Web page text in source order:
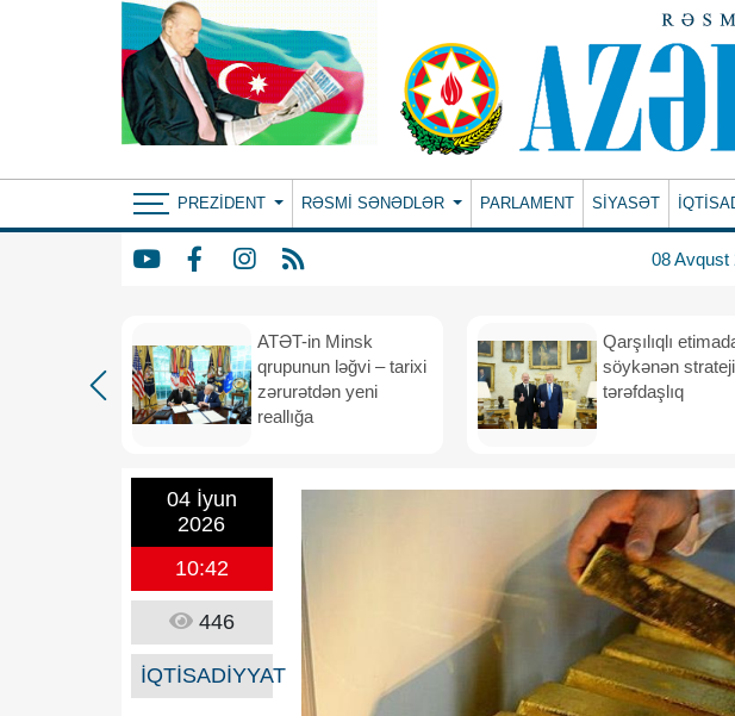
PREZIDENT RƏSMI SƏNƏDLƏR PARLAMENT SİYASƏT
08 Avqust
ATƏT-in Minsk
qrupunun ləğvi – tarixi
zərurətdən yeni
reallığa
Qarşılıqlı
söykənən strateji
tərəfdaşlıq
04 İyun
2026
10:42
446
İQTİSADİYYAT